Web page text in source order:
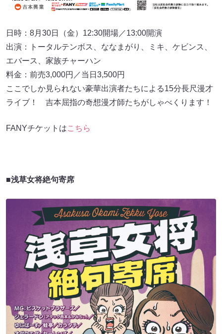
日時：8月30日（金）12:30開場／13:00開演
出演：トータルテンボス、ななまがり、ミキ、ケビンス、
エバース、家族チャーハン
料金：前売3,000円／当日3,500円
ここでしか見られない豪華出演者たちによる15分長尺漫才
ライブ！ 吉本屈指の奇想漫才師たちがしゃべくります！
FANYチケットはこちら
■浅草女将絶句寄席